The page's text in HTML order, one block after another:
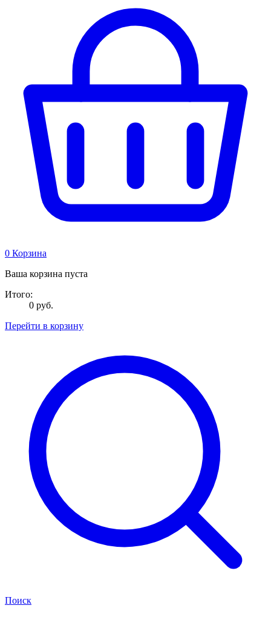
0 Корзина
Ваша корзина пуста
Итого:
0 руб.
Перейти в корзину
Поиск